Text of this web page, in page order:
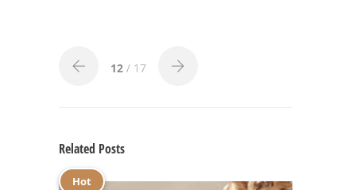
12 / 17
Related Posts
Hot